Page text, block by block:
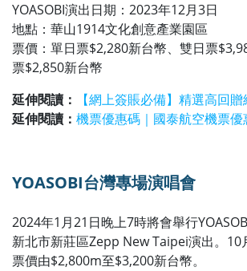
YOASOBI演出日期：2023年12月3日
地點：華山1914文化創意產業園區
票價：單日票$2,280新台幣、雙日票
票$2,850新台幣
延伸閱讀：
【網上簽賬必備】精選高回
延伸閱讀： 機票優惠碼｜國泰航空機票
YOASOBI台灣專場演唱會
2024年1月21日晚上7時將會舉行
新北市新莊區Zepp New Taipei演出。10
票價由$2,800m至$3,200新台幣。